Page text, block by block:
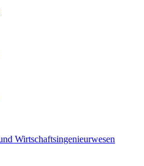
Wirtschaftsingenieurwesen